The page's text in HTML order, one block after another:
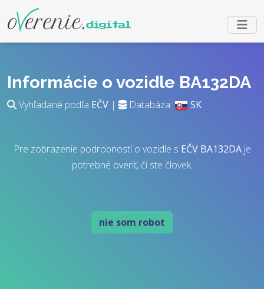
Informácie o vozidle BA132DA
Vyhľadané podľa EČV | Databáza: SK
Pre zobrazenie podrobností o vozidle s EČV BA132DAje
potrebné overiť, či ste človek.
nie som robot